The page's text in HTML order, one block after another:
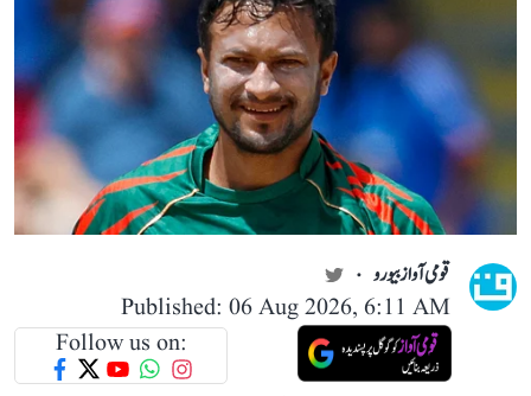
قومی آواز بیورو
Published: 06 Aug 2026, 6:11 AM
Follow us on: